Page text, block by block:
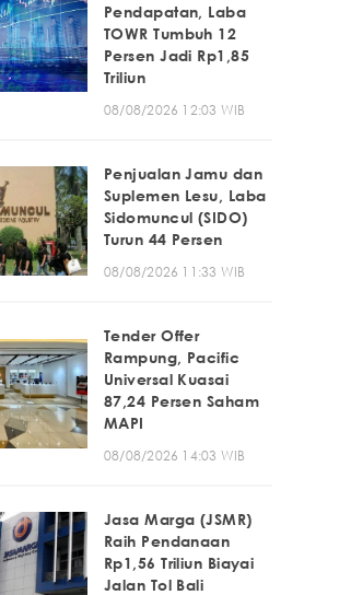
Pendapatan, Laba
TOWR Tumbuh 12
Persen Jadi Rp1,85
Triliun
08/08/2026 12:03 WIB
Penjualan Jamu dan
Suplemen Lesu, Laba
Sidomuncul (SIDO)
Turun 44 Persen
08/08/2026 11:33 WIB
Tender Offer
Rampung, Pacific
Universal Kuasai
87,24 Persen Saham
MAPI
08/08/2026 14:03 WIB
Jasa Marga (JSMR)
Raih Pendanaan
Rp1,56 Triliun Biayai
Jalan Tol Bali